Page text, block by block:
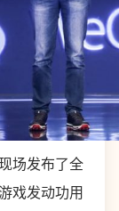
场发布了全
戏发动功用